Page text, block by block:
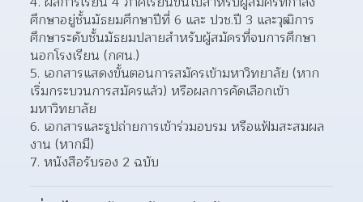
ศึกษาอยู่ชั้นมัธยมศึกษาปีที่ 6 และ ปวช.ปี 3 และวุฒิการ
ศึกษาระดับชั้นมัธยมปลายสำหรับผู้สมัครที่จบการศึกษา
นอกโรงเรียน (กศน.)
เอกสารแสดงขั้นตอนการสมัครเข้ามหาวิทยาลัย (หาก
เริ่มกระบวนการสมัครแล้ว) หรือผลการคัดเลือกเข้า
มหาวิทยาลัย
เอกสารและรูปถ่ายการเข้าร่วมอบรม หรือแฟ้มสะสมผล
งาน (หากมี)
หนังสือรับรอง 2 ฉบับ